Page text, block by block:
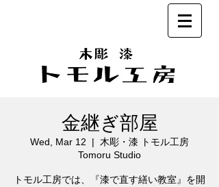
金継ぎ部屋
Wed, Mar 12
  |
木彫・漆 トモル工房
Tomoru Studio
トモル工房では、『漆で直す繕い教室』を開